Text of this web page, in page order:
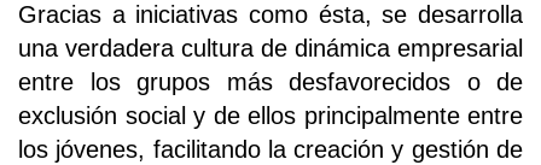
Gracias a iniciativas como ésta, se desarrolla
una verdadera cultura de dinámica empresarial
entre los grupos más desfavorecidos o de
exclusión social y de ellos principalmente entre
los jóvenes, facilitando la creación y gestión de